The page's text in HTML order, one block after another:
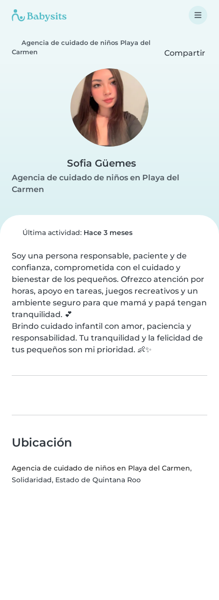
Agencia de cuidado de niños Playa del
Carmen
Compartir
Sofia Güemes
Agencia de cuidado de niños en Playa del
Carmen
Última actividad: Hace 3 meses
Soy una persona responsable, paciente y de
confianza, comprometida con el cuidado y
bienestar de los pequeños. Ofrezco atención por
horas, apoyo en tareas, juegos recreativos y un
ambiente seguro para que mamá y papá tengan
tranquilidad. 💕
Brindo cuidado infantil con amor, paciencia y
responsabilidad. Tu tranquilidad y la felicidad de
tus pequeños son mi prioridad. 👶✨
Ubicación
Agencia de cuidado de niños en Playa del Carmen,
Solidaridad, Estado de Quintana Roo